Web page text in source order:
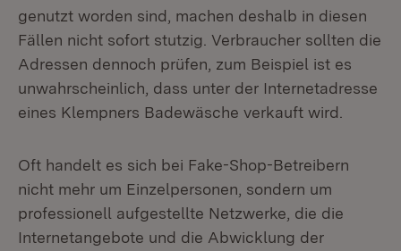
genutzt worden sind, machen deshalb in diesen
Fällen nicht sofort stutzig. Verbraucher sollten die
Adressen dennoch prüfen, zum Beispiel ist es
unwahrscheinlich, dass unter der Internetadresse
eines Klempners Badewäsche verkauft wird.
Oft handelt es sich bei Fake-Shop-Betreibern
nicht mehr um Einzelpersonen, sondern um
professionell aufgestellte Netzwerke, die die
Internetangebote und die Abwicklung der